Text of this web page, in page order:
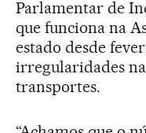
Parlamentar de
que funciona na
estado desde
irregularidades
transportes.